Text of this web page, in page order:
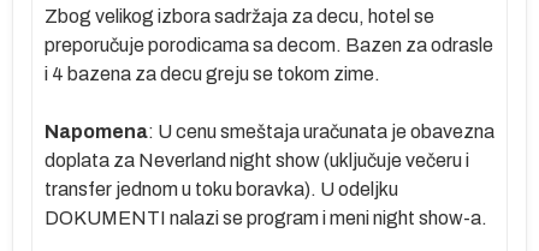
Zbog velikog izbora sadržaja za decu, hotel se
preporučuje porodicama sa decom. Bazen za odrasle
i 4 bazena za decu greju se tokom zime.
Napomena: U cenu smeštaja uračunata je obavezna
doplata za Neverland night show (uključuje večeru i
transfer jednom u toku boravka). U odeljku
DOKUMENTI nalazi se program i meni night show-a.